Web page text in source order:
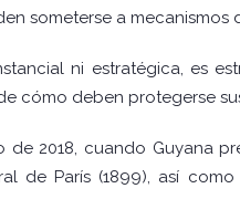
someterse a
ni estratégica, es
cómo deben protegerse
de 2018, cuando Guyana
de París (1899), así